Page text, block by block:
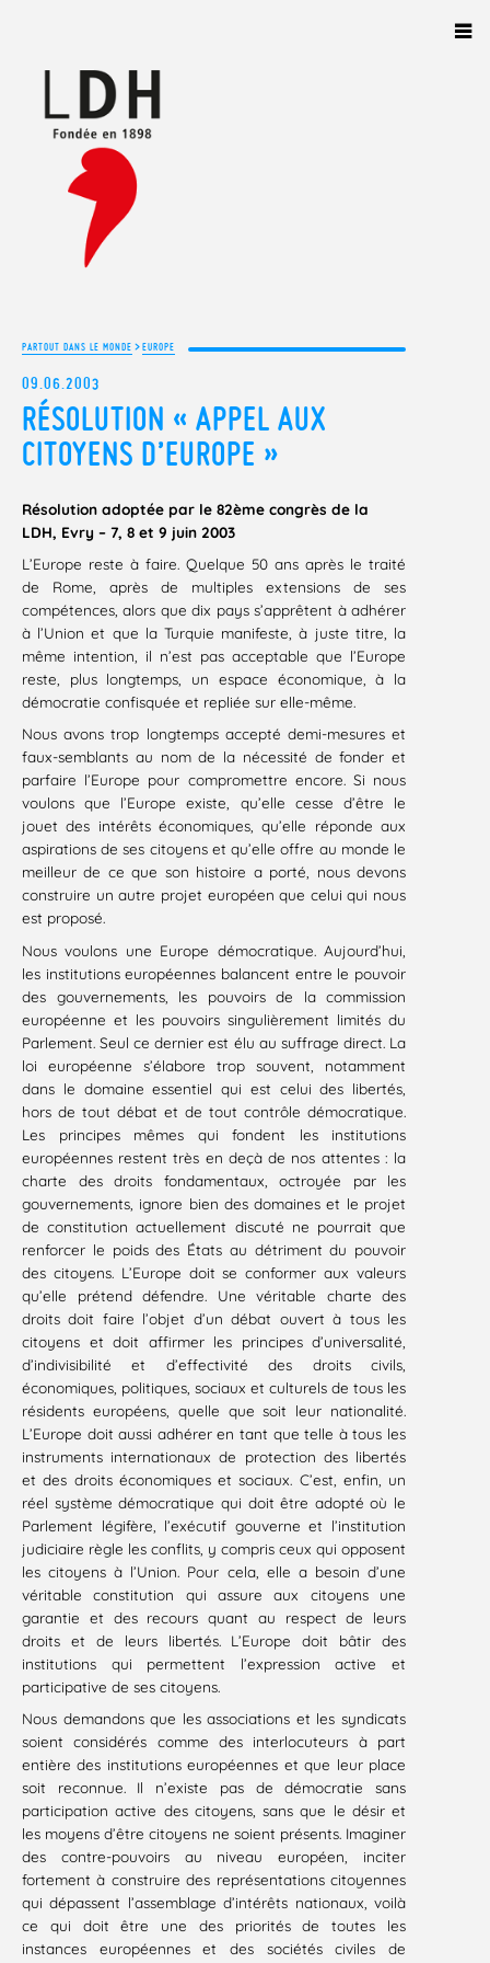
PARTOUT DANS LE MONDE >EUROPE
09.06.2003
RÉSOLUTION « APPEL AUX
CITOYENS D’EUROPE »
Résolution adoptée par le 82ème congrès de la
LDH, Evry – 7, 8 et 9 juin 2003
L’Europe reste à faire. Quelque 50 ans après le traité
de Rome, après de multiples extensions de ses
compétences, alors que dix pays s’apprêtent à adhérer
à l’Union et que la Turquie manifeste, à juste titre, la
même intention, il n’est pas acceptable que l’Europe
reste, plus longtemps, un espace économique, à la
démocratie confisquée et repliée sur elle-même.
Nous avons trop longtemps accepté demi-mesures et
faux-semblants au nom de la nécessité de fonder et
parfaire l’Europe pour compromettre encore. Si nous
voulons que l’Europe existe, qu’elle cesse d’être le
jouet des intérêts économiques, qu’elle réponde aux
aspirations de ses citoyens et qu’elle offre au monde le
meilleur de ce que son histoire a porté, nous devons
construire un autre projet européen que celui qui nous
est proposé.
Nous voulons une Europe démocratique. Aujourd’hui,
les institutions européennes balancent entre le pouvoir
des gouvernements, les pouvoirs de la commission
européenne et les pouvoirs singulièrement limités du
Parlement. Seul ce dernier est élu au suffrage direct. La
loi européenne s’élabore trop souvent, notamment
dans le domaine essentiel qui est celui des libertés,
hors de tout débat et de tout contrôle démocratique.
Les principes mêmes qui fondent les institutions
européennes restent très en deçà de nos attentes : la
charte des droits fondamentaux, octroyée par les
gouvernements, ignore bien des domaines et le projet
de constitution actuellement discuté ne pourrait que
renforcer le poids des États au détriment du pouvoir
des citoyens. L’Europe doit se conformer aux valeurs
qu’elle prétend défendre. Une véritable charte des
droits doit faire l’objet d’un débat ouvert à tous les
citoyens et doit affirmer les principes d’universalité,
d’indivisibilité et d’effectivité des droits civils,
économiques, politiques, sociaux et culturels de tous les
résidents européens, quelle que soit leur nationalité.
L’Europe doit aussi adhérer en tant que telle à tous les
instruments internationaux de protection des libertés
et des droits économiques et sociaux. C’est, enfin, un
réel système démocratique qui doit être adopté où le
Parlement légifère, l’exécutif gouverne et l’institution
judiciaire règle les conflits, y compris ceux qui opposent
les citoyens à l’Union. Pour cela, elle a besoin d’une
véritable constitution qui assure aux citoyens une
garantie et des recours quant au respect de leurs
droits et de leurs libertés. L’Europe doit bâtir des
institutions qui permettent l’expression active et
participative de ses citoyens.
Nous demandons que les associations et les syndicats
soient considérés comme des interlocuteurs à part
entière des institutions européennes et que leur place
soit reconnue. Il n’existe pas de démocratie sans
participation active des citoyens, sans que le désir et
les moyens d’être citoyens ne soient présents. Imaginer
des contre-pouvoirs au niveau européen, inciter
fortement à construire des représentations citoyennes
qui dépassent l’assemblage d’intérêts nationaux, voilà
ce qui doit être une des priorités de toutes les
instances européennes et des sociétés civiles de